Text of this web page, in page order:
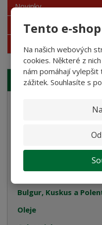
Tento e-
Na našich webových
cookies. Některé z
nám pomáhají
zážitek. Souhlasíte s
NAŠE NABÍDKA
Semolinové těstoviny
Bramborové gnocchi
Bezlepkové těstoviny
Velikonoce
Bulgur, Kuskus a
Oleje
Novinky
Nejprodávanější